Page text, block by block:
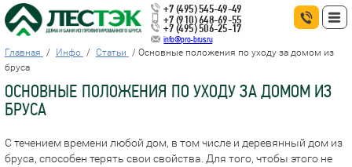
+7 (495) 545-49-49
+7 (910) 648-69-55
+7 (495) 506-25-17
info@pro-brus.ru
Главная Инфо Статьи
Основные положения по уходу за домом из
бруса
ОСНОВНЫЕ ПОЛОЖЕНИЯ ПО УХОДУ ЗА ДОМОМ ИЗ
БРУСА
С течением времени любой дом, в том числе и деревянный дом из
бруса, способен терять свои свойства. Для того, чтобы этого не